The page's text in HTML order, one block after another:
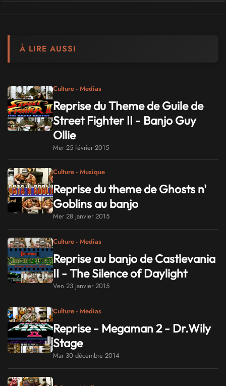
À LIRE AUSSI
Culture - Medias
Reprise du Theme de Guile de
Street Fighter II - Banjo Guy
Ollie
Mer 25 février 2015
Culture - Musique
Reprise du theme de Ghosts n'
Goblins au banjo
Mer 28 janvier 2015
Culture - Medias
Reprise au banjo de Castlevania
II - The Silence of Daylight
Ven 23 janvier 2015
Culture - Medias
Reprise - Megaman 2 - Dr.Wily
Stage
Mar 30 décembre 2014